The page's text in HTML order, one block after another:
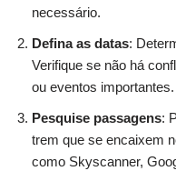
necessário.
Defina as datas:
Verifique se não há
ou eventos importantes.
Pesquise passagens:
trem que se encaixem
como Skyscanner,